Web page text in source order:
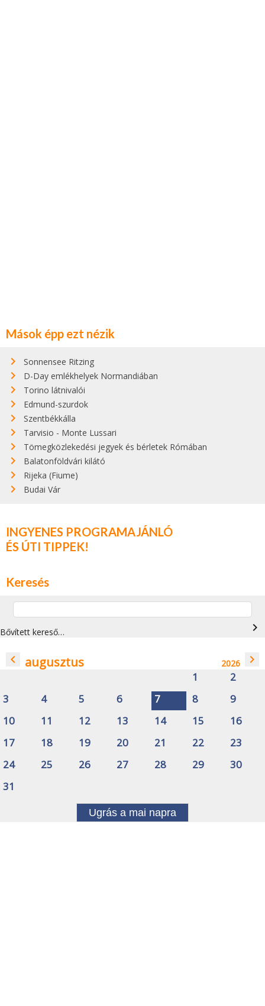
Mások épp ezt nézik
Sonnensee Ritzing
D-Day emlékhelyek Normandiában
Torino látnivalói
Edmund-szurdok
Szentbékkálla
Tarvisio - Monte Lussari
Tömegközlekedési jegyek és bérletek Rómában
Balatonföldvári kilátó
Rijeka (Fiume)
Budai Vár
INGYENES PROGRAMAJÁNLÓ
ÉS ÚTI TIPPEK!
Keresés
Bővített kereső… navigate_next
navigate_before augusztus 2026 navigate_next
1
2
3
4 5 6 7 8
9
10
11 12 13 14 15
16
17
18 19 20 21 22
23
24
25 26 27 28 29
30
31
Ugrás a mai napra